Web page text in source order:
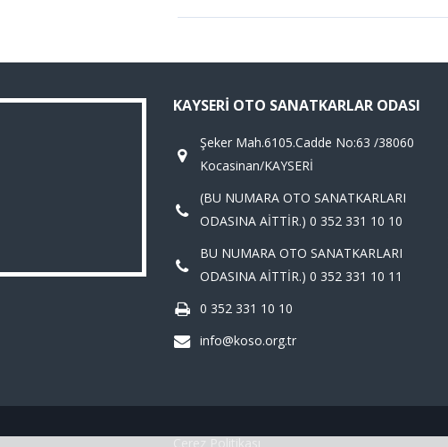
KAYSERI OTO SANATKARLAR ODASI
Şeker Mah.6105.Cadde No:63 /38060
Kocasinan/KAYSERİ
(BU NUMARA OTO SANATKARLARI
ODASINA AİTTİR.) 0 352 331 10 10
BU NUMARA OTO SANATKARLARI
ODASINA AİTTİR.) 0 352 331 10 11
0 352 331 10 10
info@koso.org.tr